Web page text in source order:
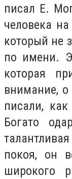
писал Е.
человека
который не
по имени.
которая
внимание, о
писали,
Богато
покоя, он
широкого